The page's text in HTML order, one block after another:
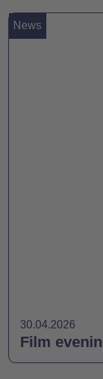
News
30.04.2026
Film